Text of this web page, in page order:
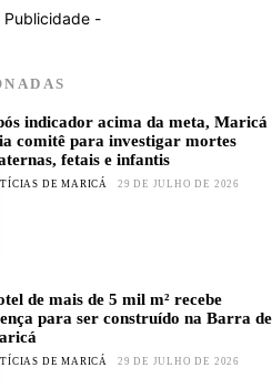
Publicidade -
indicador acima da meta, Maricá
comitê para investigar mortes
fetais e infantis
DE MARICÁ 29 DE JULHO DE 2026
de mais de 5 mil m² recebe
para ser construído na Barra de
DE MARICÁ 29 DE JULHO DE 2026